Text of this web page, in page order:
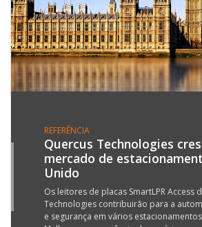
REFERÊNCIA
Quercus Technologies
mercado de
Unido
Os leitores de placas SmartLPR Access
Technologies contribuirão para a
e segurança em vários